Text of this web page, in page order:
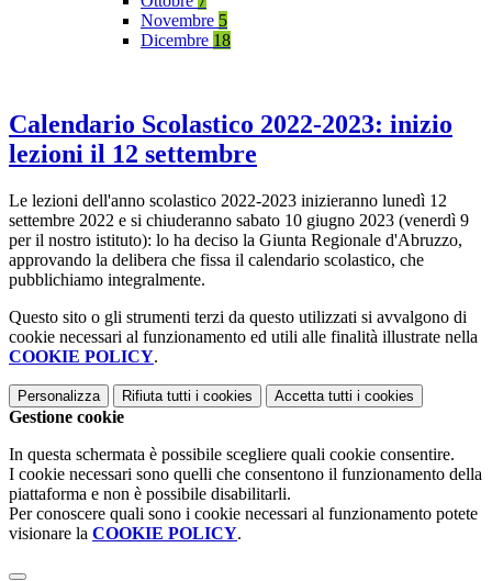
Novembre 5
Dicembre 18
Calendario Scolastico 2022-2023: inizio
lezioni il 12 settembre
Le lezioni dell'anno scolastico 2022-2023 inizieranno lunedì 12
settembre 2022 e si chiuderanno sabato 10 giugno 2023 (venerdì 9
per il nostro istituto): lo ha deciso la Giunta Regionale d'Abruzzo,
approvando la delibera che fissa il calendario scolastico, che
pubblichiamo integralmente.
Questo sito o gli strumenti terzi da questo utilizzati si avvalgono di
cookie necessari al funzionamento ed utili alle finalità illustrate nella
COOKIE POLICY.
Personalizza Rifiuta tutti i cookies Accetta tutti i cookies
Gestione cookie
In questa schermata è possibile scegliere quali cookie consentire.
I cookie necessari sono quelli che consentono il funzionamento della
piattaforma e non è possibile disabilitarli.
Per conoscere quali sono i cookie necessari al funzionamento potete
visionare la COOKIE POLICY.